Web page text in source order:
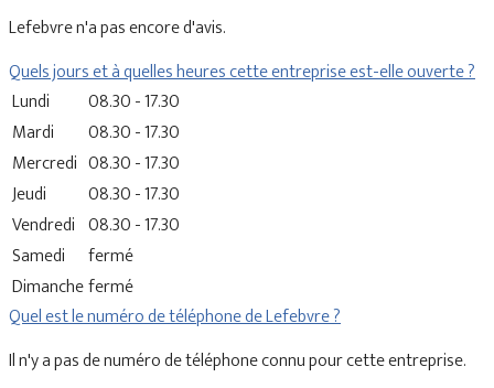
Lefebvre n'a pas encore d'avis.
Quels jours et à quelles heures cette entreprise est-elle ouverte ?
Lundi
08.30 - 17.30
Mardi
08.30 - 17.30
Mercredi 08.30 - 17.30
Jeudi
08.30 - 17.30
Vendredi 08.30 - 17.30
Samedi
fermé
Dimanchefermé
Quel est le numéro de téléphone de Lefebvre ?
Il n'y a pas de numéro de téléphone connu pour cette entreprise.